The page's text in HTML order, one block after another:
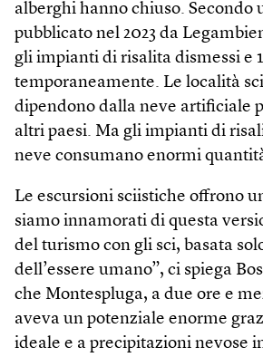
alberghi hanno chiuso. Secondo
pubblicato nel 2023 da
gli impianti di risalita dismessi e
temporaneamente. Le località
dipendono dalla neve artificiale
altri paesi. Ma gli impianti di
neve consumano enormi
Le escursioni sciistiche offrono
siamo innamorati di questa
del turismo con gli sci, basata
dell’essere umano”, ci spiega
che Montespluga, a due ore e
aveva un potenziale enorme
ideale e a precipitazioni nevose